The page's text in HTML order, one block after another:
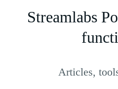
Streamlabs
Articles,